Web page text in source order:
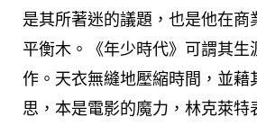
是其所著迷的議題，也是他在商
平衡木。《年少時代》可謂其生
作。天衣無縫地壓縮時間，並藉
思，本是電影的魔力，林克萊特